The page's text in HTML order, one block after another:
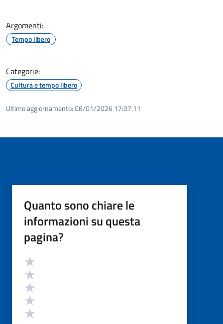
Argomenti:
Tempo libero
Categorie:
Cultura e tempo libero
Ultimo aggiornamento:08/01/2026 17:07.11
Quanto sono chiare le
informazioni su questa
pagina?
Valutazione